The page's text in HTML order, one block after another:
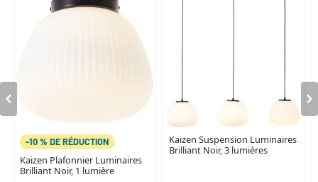
-10 % DE RÉDUCTION
Kaizen Plafonnier Luminaires
Brilliant Noir, 1 lumière
Kaizen Suspension Luminaires
Brilliant Noir, 3 lumières